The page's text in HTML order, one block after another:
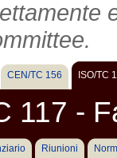
CEN/TC 156 ISO/TC
117 -
Riunioni